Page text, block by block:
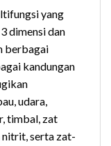
yang
dimensi dan
berbagai
kandungan
udara,
timbal, zat
nitrit, serta zat-